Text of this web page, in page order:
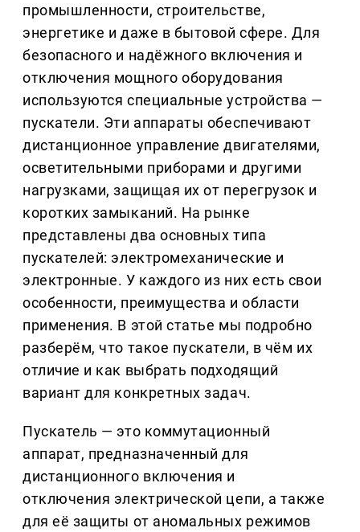
промышленности, строительстве,
энергетике и даже в бытовой сфере. Для
безопасного и надёжного включения и
отключения мощного оборудования
используются специальные устройства —
пускатели. Эти аппараты обеспечивают
дистанционное управление двигателями,
осветительными приборами и другими
нагрузками, защищая их от перегрузок и
коротких замыканий. На рынке
представлены два основных типа
пускателей: электромеханические и
электронные. У каждого из них есть свои
особенности, преимущества и области
применения. В этой статье мы подробно
разберём, что такое пускатели, в чём их
отличие и как выбрать подходящий
вариант для конкретных задач.
Пускатель — это коммутационный
аппарат, предназначенный для
дистанционного включения и
отключения электрической цепи, а также
для её защиты от аномальных режимов